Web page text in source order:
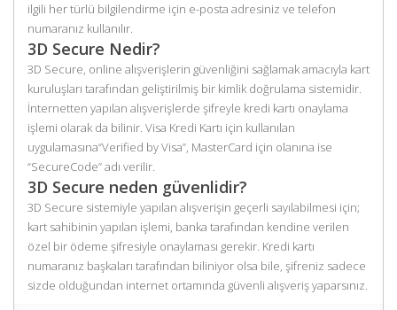
ilgili her türlü bilgilendirme için e-posta adresiniz ve telefon
numaranız kullanılır.
3D Secure Nedir?
3D Secure, online alışverişlerin güvenliğini sağlamak amacıyla kart
kuruluşları tarafından geliştirilmiş bir kimlik doğrulama sistemidir.
İnternetten yapılan alışverişlerde şifreyle kredi kartı onaylama
işlemi olarak da bilinir. Visa Kredi Kartı için kullanılan
uygulamasına“Verified by Visa”, MasterCard için olanına ise
“SecureCode” adı verilir.
3D Secure neden güvenlidir?
3D Secure sistemiyle yapılan alışverişin geçerli sayılabilmesi için;
kart sahibinin yapılan işlemi, banka tarafından kendine verilen
özel bir ödeme şifresiyle onaylaması gerekir. Kredi kartı
numaranız başkaları tarafından biliniyor olsa bile, şifreniz sadece
sizde olduğundan internet ortamında güvenli alışveriş yaparsınız.